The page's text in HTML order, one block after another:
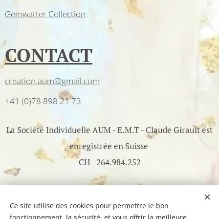
Gemwatter Collection
CONTACT
creation.aum@gmail.com
+41 (0)78 898 21 73
La Société Individuelle AUM - E.M.T - Claude Girault est
enregistrée en Suisse
CH - 264.984.252
©2017-2026 AUM - All Rights Reserved - Optimisé par
Ce site utilise des cookies pour permettre le bon